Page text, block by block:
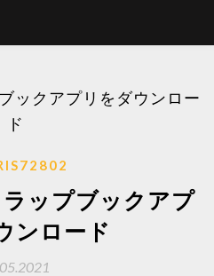
ックアプリをダウンロー
ド
ップブックアプ
ンロード